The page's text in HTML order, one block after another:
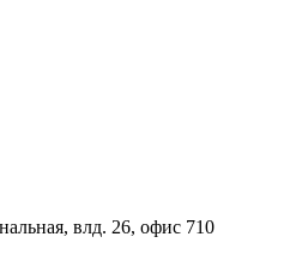
влд. 26, офис 710